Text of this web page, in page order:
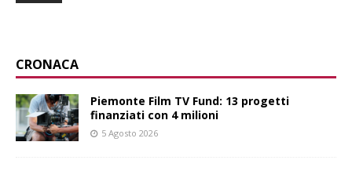
CRONACA
Piemonte Film TV Fund: 13 progetti
finanziati con 4 milioni
5 Agosto 2026